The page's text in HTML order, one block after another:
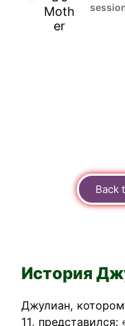
Back
Back
История
Джулиан,
11,